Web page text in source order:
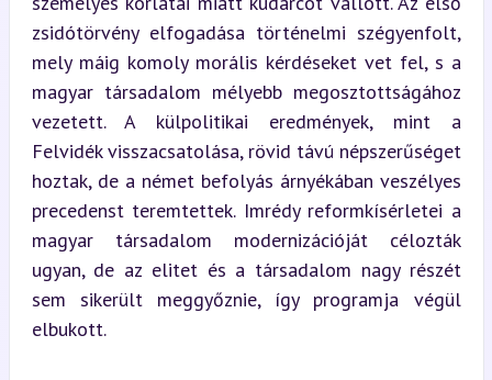
zsidótörvény elfogadása történelmi szégyenfolt,
mely máig komoly morális kérdéseket vet fel, s a
magyar társadalom mélyebb megosztottságához
vezetett. A külpolitikai eredmények, mint a
Felvidék visszacsatolása, rövid távú népszerűséget
hoztak, de a német befolyás árnyékában veszélyes
precedenst teremtettek. Imrédy reformkísérletei a
magyar társadalom modernizációját célozták
ugyan, de az elitet és a társadalom nagy részét
sem sikerült meggyőznie, így programja végül
elbukott.